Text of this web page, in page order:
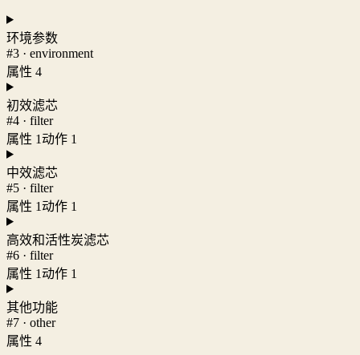
环境参数
#3 · environment
属性 4
初效滤芯
#4 · filter
属性 1动作 1
中效滤芯
#5 · filter
属性 1动作 1
高效和活性炭滤芯
#6 · filter
属性 1动作 1
其他功能
#7 · other
属性 4